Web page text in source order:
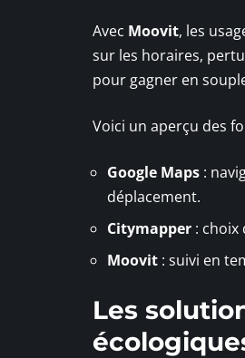
Avec Moovit, les
sur les horaires,
pour gagner en
Voici un aperçu des
Google Maps :
déplacement.
Citymapper :
Moovit : suivi en
Les